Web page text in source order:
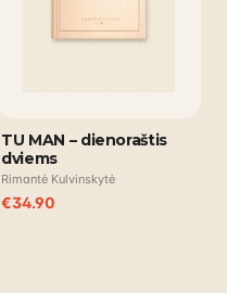
TU MAN – dienoraštis
dviems
Rimantė Kulvinskytė
€34.90